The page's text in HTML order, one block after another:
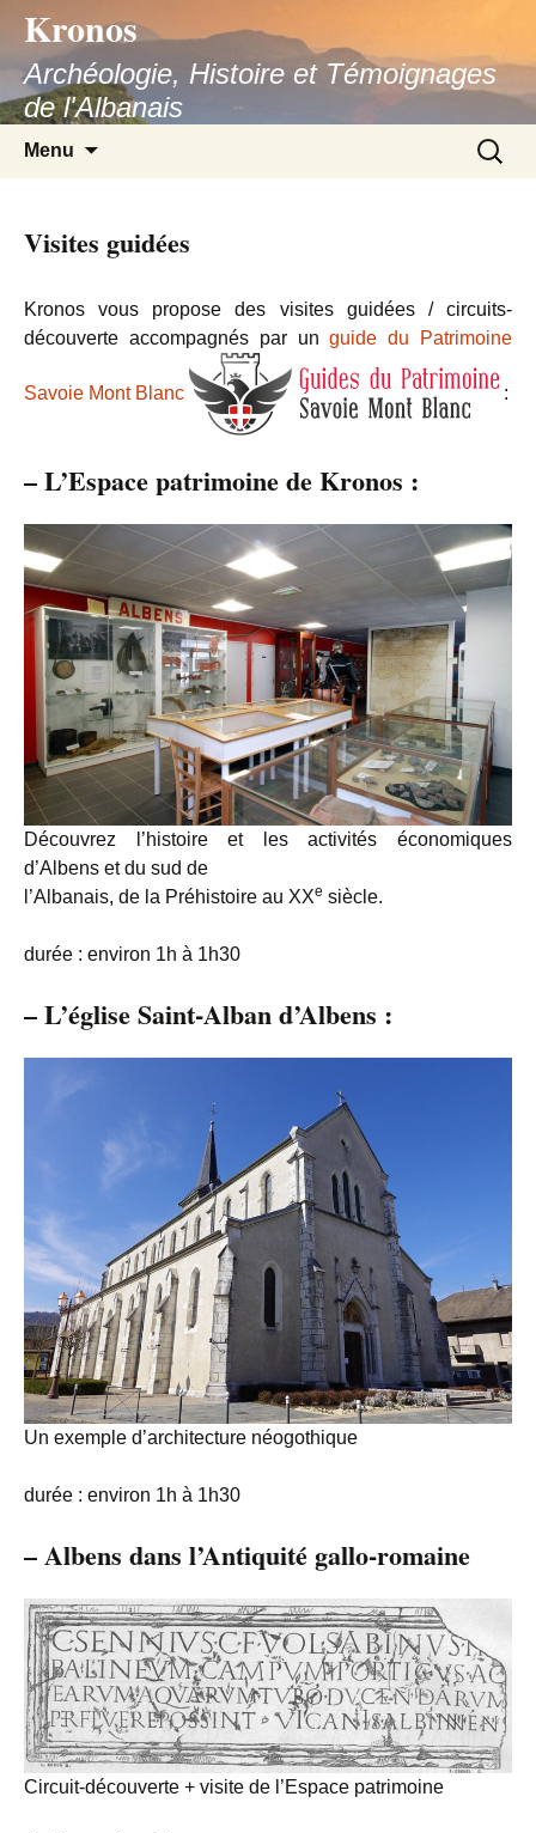
contenu
Kronos
Archéologie, Histoire et Témoignages
de l'Albanais
Menu
Visites guidées
Kronos vous propose des visites guidées / circuits-
découverte accompagnés par unguide du Patrimoine
Savoie Mont Blanc :
–L’Espace patrimoine de Kronos :
Découvrez l’histoire et les activités économiques
d’Albens et du sud de
l’Albanais, de la Préhistoire au XXe siècle.
durée : environ 1h à 1h30
–L’église Saint-Alban d’Albens :
Un exemple d’architecture néogothique
durée : environ 1h à 1h30
–Albens dans l’Antiquité gallo-romaine
Circuit-découverte + visite de l’Espace patrimoine